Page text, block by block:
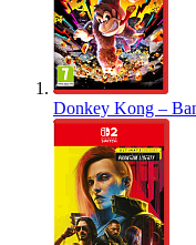
Donkey Kong –